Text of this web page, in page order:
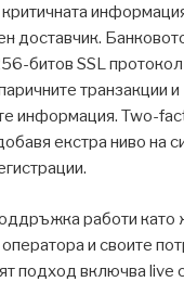
доставчик.
битов SSL
транзакции и
информация. Two-
екстра ниво на
работи като
и своите
подход включва live